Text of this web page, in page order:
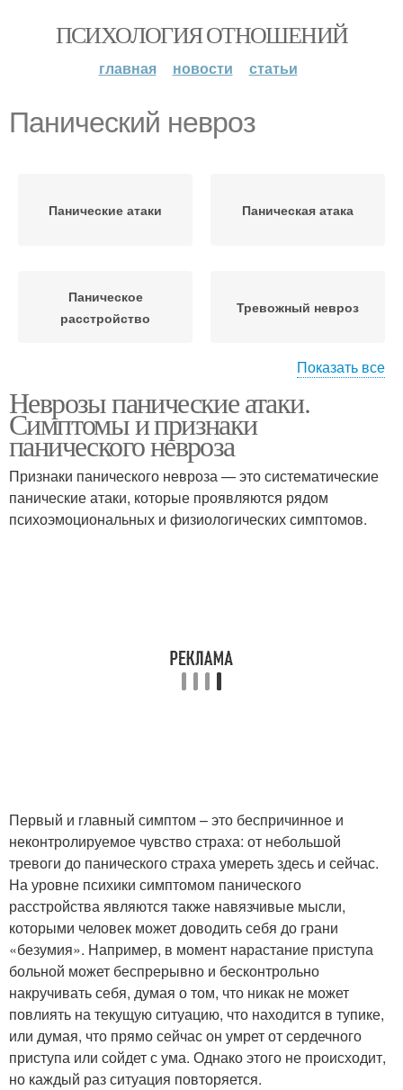
ПСИХОЛОГИЯ ОТНОШЕНИЙ
главная новости статьи
Панический невроз
Панические атаки Паническая атака
Паническое
расстройство
Тревожный невроз
атаками
Показать все
Неврозы панические атаки.
Симптомы и признаки
панического невроза
Признаки панического невроза — это систематические
панические атаки, которые проявляются рядом
психоэмоциональных и физиологических симптомов.
Первый и главный симптом – это беспричинное и
неконтролируемое чувство страха: от небольшой
тревоги до панического страха умереть здесь и сейчас.
На уровне психики симптомом панического
расстройства являются также навязчивые мысли,
которыми человек может доводить себя до грани
«безумия». Например, в момент нарастание приступа
больной может беспрерывно и бесконтрольно
накручивать себя, думая о том, что никак не может
повлиять на текущую ситуацию, что находится в тупике,
или думая, что прямо сейчас он умрет от сердечного
приступа или сойдет с ума. Однако этого не происходит,
но каждый раз ситуация повторяется.